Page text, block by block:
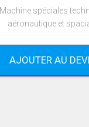
Machine spéciales
aéronautique et
AJOUTER AU